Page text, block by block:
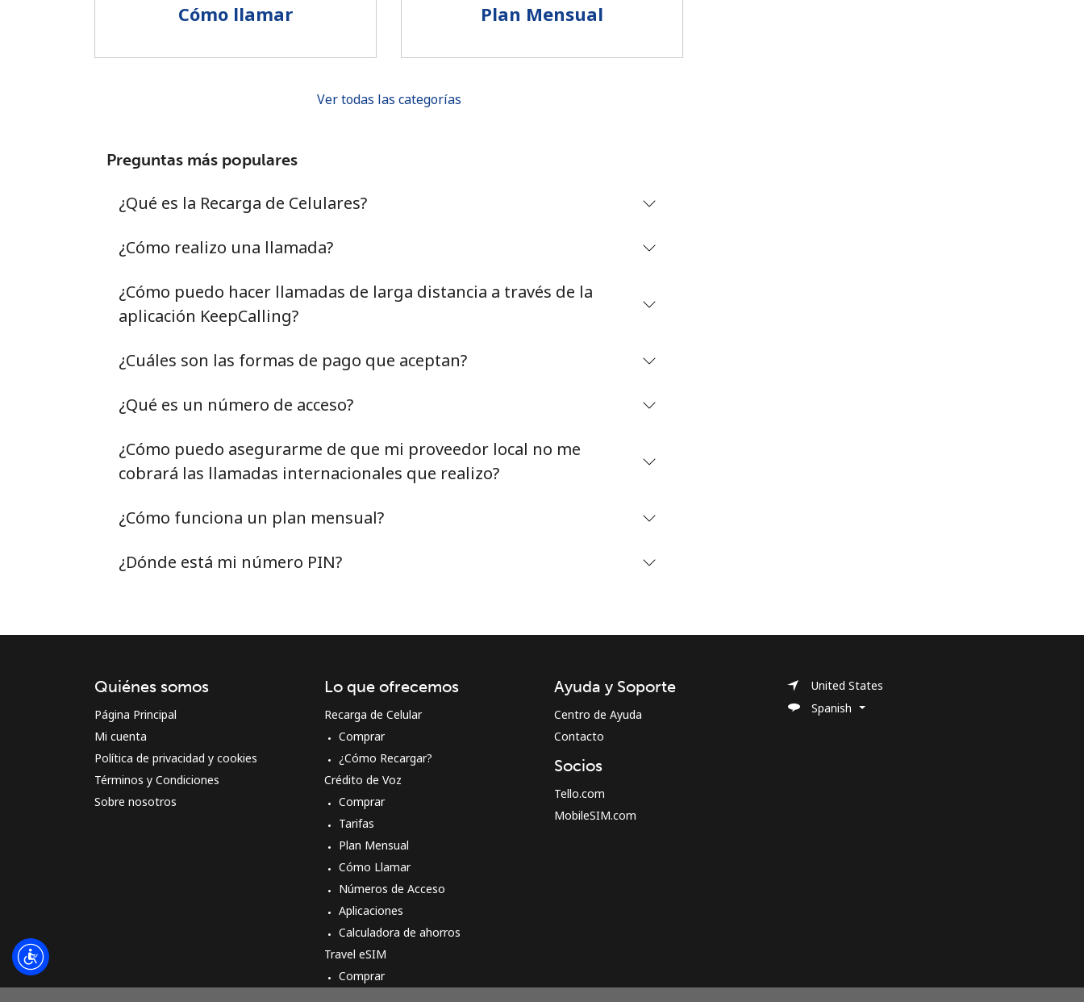
Al abrir una cuenta en este sitio web, estoy de
acuerdo con estos
REGÍSTRATE →
Cómo llamar Plan Mensual
Ver todas las categorías
Preguntas más populares
¿Qué es la Recarga de Celulares?
¿Cómo realizo una llamada?
¿Cómo puedo hacer llamadas de larga distancia a través de la
aplicación KeepCalling?
¿Cuáles son las formas de pago que aceptan?
¿Qué es un número de acceso?
¿Cómo puedo asegurarme de que mi proveedor local no me
cobrará las llamadas internacionales que realizo?
¿Cómo funciona un plan mensual?
¿Dónde está mi número PIN?
Quiénes somos
Página Principal
Mi cuenta
Política de privacidad y cookies
Términos y Condiciones
Sobre nosotros
Lo que ofrecemos
Recarga de Celular
Comprar
¿Cómo Recargar?
Crédito de Voz
Comprar
Tarifas
Plan Mensual
Cómo Llamar
Números de Acceso
Aplicaciones
Calculadora de ahorros
Travel eSIM
Comprar
Ayuda y Soporte
Centro de Ayuda
Contacto
Socios
Tello.com
MobileSIM.com
United States
Spanish